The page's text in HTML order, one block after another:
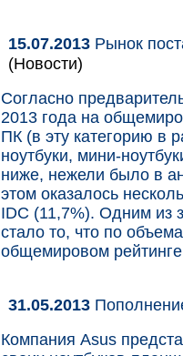
15.07.2013 Рынок
(Новости)
Согласно
2013 года на
ПК (в эту категорию в
ноутбуки, мини-
ниже, нежели было в
этом оказалось
IDC (11,7%). Одним из
стало то, что по
общемировом
31.05.2013
Компания Asus